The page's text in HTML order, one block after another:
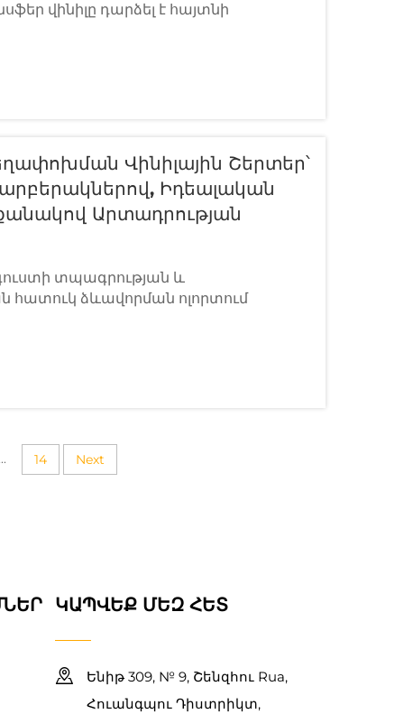
վինիլը դարձել է հայտնի
և բրենդերի համար, ովքեր
ուռոցային էֆեկտներ
Վինիլային Շերտեր՝
Իդեալական
Արտադրության
տպագրության և
հատուկ ձևավորման ոլորտում
և արտադրության
գործարկման հիմնական
... 14 Next
ԿԱՊՎԵՔ ՄԵԶ ՀԵՏ
Ենիթ 309, № 9, Շենզհու Rua,
Հուանգպու Դիստրիկտ,